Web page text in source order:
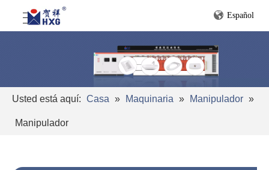
Español
Usted está aquí: Casa » Maquinaria » Manipulador »
Manipulador